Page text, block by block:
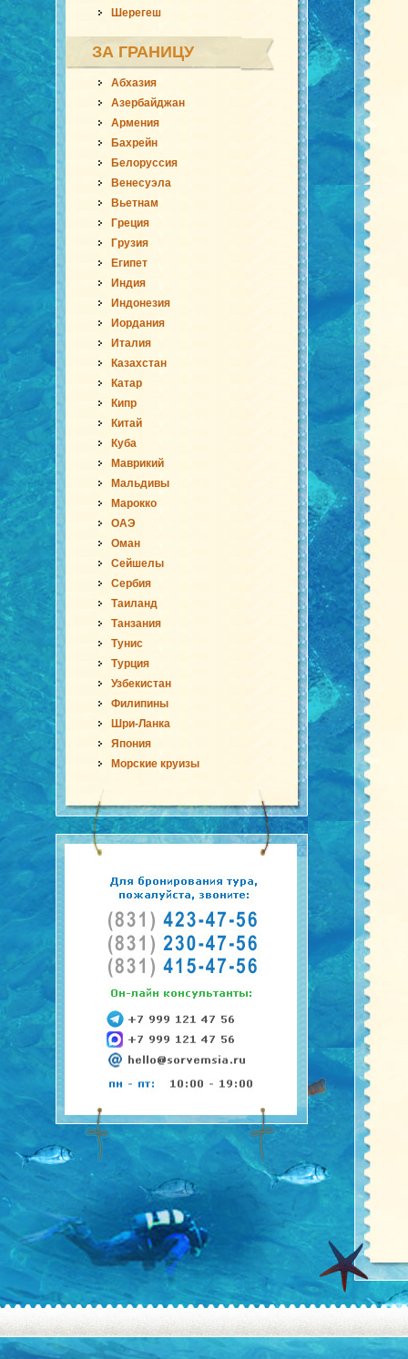
Шерегеш
ЗА ГРАНИЦУ
Абхазия
Азербайджан
Армения
Бахрейн
Белоруссия
Венесуэла
Вьетнам
Греция
Грузия
Египет
Индия
Индонезия
Иордания
Италия
Казахстан
Катар
Кипр
Китай
Куба
Маврикий
Мальдивы
Марокко
ОАЭ
Оман
Сейшелы
Сербия
Таиланд
Танзания
Тунис
Турция
Узбекистан
Филипины
Шри-Ланка
Япония
Морские круизы